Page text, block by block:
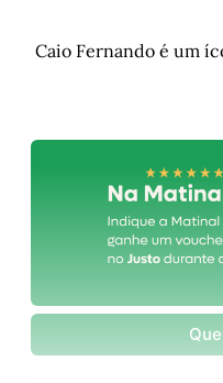
Caio Fernando é um